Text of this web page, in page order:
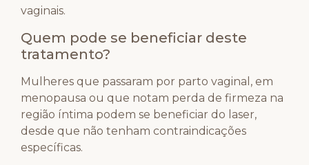
vaginais.
Quem pode se beneficiar deste
tratamento?
Mulheres que passaram por parto vaginal, em
menopausa ou que notam perda de firmeza na
região íntima podem se beneficiar do laser,
desde que não tenham contraindicações
específicas.